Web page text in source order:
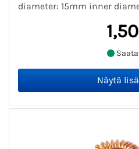
diameter: 15mm inner